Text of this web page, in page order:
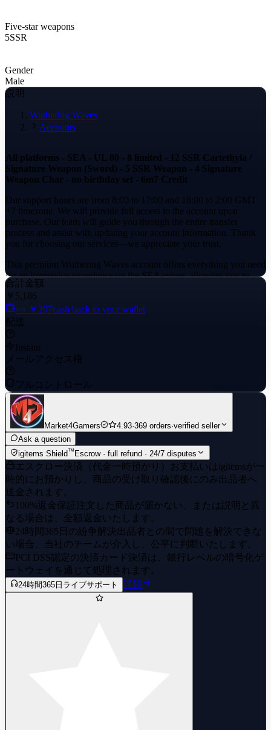
Five-star weapons
5SSR
Gender
Male
説明
Wuthering Waves
Accounts
All platforms - SEA - UL 80 - 8 limited - 12 SSR Cartethyia /
Signature Weapon (Sword) - 5 SSR Weapon - 4 Signature
Weapon Char - no birthday set - 6m7 Credit
Our support hours are from 8:00 to 17:00 and 18:00 to 2:00 GMT
+7 timezone. We will provide full access to the account upon
purchase. Our team will guide you through the entire transfer
process and assist with updating your account information. Thank
you for choosing our services—we appreciate your trust.
This premium Wuthering Waves account offers everything you need
for an immersive experience on the SEA server, allowing you to
dive right into advanced gameplay without the grind.
合計金額
￥5,186
+≈ ￥207cash back to your wallet
配送
Instant
メールアクセス権
フルコントロール
Market4Gamers 4.93·369 orders·verified seller
Ask a question
igitems Shield™ Escrow · full refund · 24/7 disputes
エスクロー決済（代金一時預かり） お支払いはigitemsが一
時的にお預かりし、商品の受け取り確認後にのみ出品者へ
送金されます。
100%返金保証 注文した商品が届かない、または説明と異
なる場合は、全額返金いたします。
24時間365日の紛争解決出品者との間で問題を解決できな
い場合、当社のチームが介入し、公平に判断いたします。
PCI DSS認定の決済 カード決済は、銀行レベルの暗号化ゲ
ートウェイを通じて処理されます。
24時間365日ライブサポート 詳細